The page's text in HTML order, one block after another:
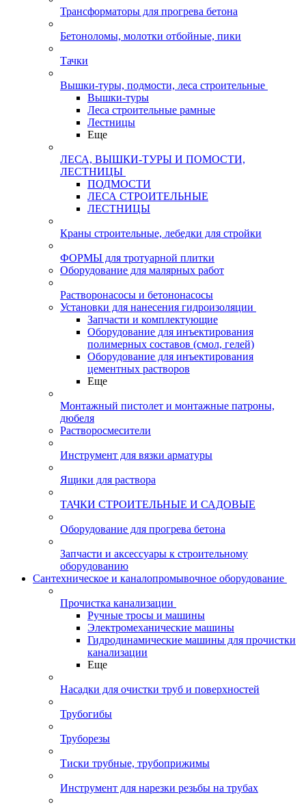
Трансформаторы для прогрева бетона
Бетоноломы, молотки отбойные, пики
Тачки
Вышки-туры, подмости, леса строительные
Вышки-туры
Леса строительные рамные
Лестницы
Еще
ЛЕСА, ВЫШКИ-ТУРЫ И ПОМОСТИ,
ЛЕСТНИЦЫ
ПОДМОСТИ
ЛЕСА СТРОИТЕЛЬНЫЕ
ЛЕСТНИЦЫ
Краны строительные, лебедки для стройки
ФОРМЫ для тротуарной плитки
Оборудование для малярных работ
Растворонасосы и бетононасосы
Установки для нанесения гидроизоляции
Запчасти и комплектующие
Оборудование для инъектирования
полимерных составов (смол, гелей)
Оборудование для инъектирования
цементных растворов
Еще
Монтажный пистолет и монтажные патроны,
дюбеля
Растворосмесители
Инструмент для вязки арматуры
Ящики для раствора
ТАЧКИ СТРОИТЕЛЬНЫЕ И САДОВЫЕ
Оборудование для прогрева бетона
Запчасти и аксессуары к строительному
оборудованию
Сантехническое и каналопромывочное оборудование
Прочистка канализации
Ручные тросы и машины
Электромеханические машины
Гидродинамические машины для прочистки
канализации
Еще
Насадки для очистки труб и поверхностей
Трубогибы
Труборезы
Тиски трубные, трубоприжимы
Инструмент для нарезки резьбы на трубах